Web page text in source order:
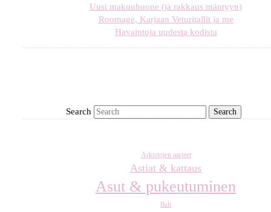
Uusi makuuhuone (ja rakkaus mäntyyn)
Roomage, Karjaan Veturitallit ja me
Havaintoja uudesta kodista
Search
Arkistojen aarteet
Astiat & kattaus
Asut & pukeutuminen
Bali